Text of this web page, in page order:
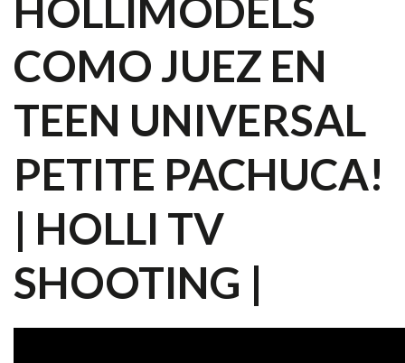
HOLLIMODELS
COMO JUEZ EN
TEEN UNIVERSAL
PETITE PACHUCA!
| HOLLI TV
SHOOTING |